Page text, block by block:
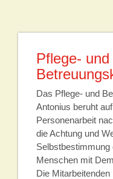
Pflege- und
Das Pflege- und
Antonius beruht
Personenarbeit
die Achtung und
Menschen mit
Die